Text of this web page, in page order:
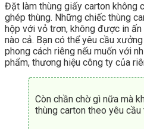
Đặt làm thùng giấy carton không
ghép thùng. Những chiếc thùng
hộp với vỏ trơn, không được in
nào cả. Bạn có thể yêu cầu
phong cách riêng nếu muốn với
phẩm, thương hiệu công ty của
Còn chần chờ gì nữa mà
thùng carton theo yêu cầu